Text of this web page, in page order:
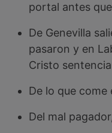
portal antes
De Genevilla
pasaron y en
Cristo
De lo que come
Del mal